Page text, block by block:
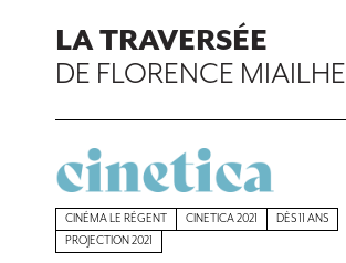
LA TRAVERSÉE
DE FLORENCE MIAILHE
CINÉMA LE RÉGENT CINETICA 2021
DÈS 11 ANS
PROJECTION 2021